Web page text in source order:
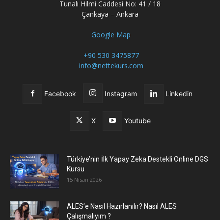
Tunalı Hilmi Caddesi No: 41 / 18
Çankaya – Ankara
Google Map
+90 530 3475877
info@nettekurs.com
Facebook Instagram Linkedin
X Youtube
Türkiye’nin İlk Yapay Zeka Destekli Online DGS
Kursu
15 Nisan 2026
ALES’e Nasıl Hazırlanılır? Nasıl ALES
Çalışmalıyım ?